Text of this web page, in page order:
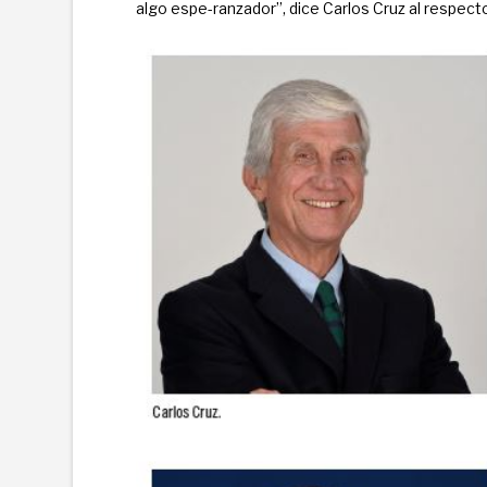
algo espe-ranzador”, dice Carlos Cruz al